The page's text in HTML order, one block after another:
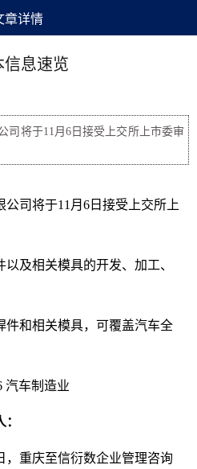
章详情
信息速览
司将于11月6日接受上交所上市委审
公司将于11月6日接受上交所上
以及相关模具的开发、加工、
件和相关模具，可覆盖汽车全
汽车制造业
，重庆至信衍数企业管理咨询